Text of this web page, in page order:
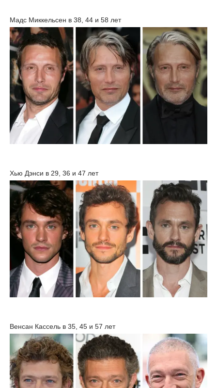
Мадс Миккельсен в 38, 44 и 58 лет
Хью Дэнси в 29, 36 и 47 лет
Венсан Кассель в 35, 45 и 57 лет